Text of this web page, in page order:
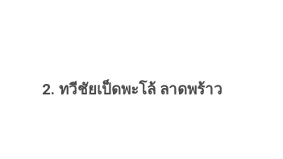
2. ทวีชัยเป็ดพะโล้ ลาดพร้าว